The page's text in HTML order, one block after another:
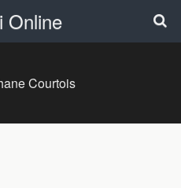
Online
Courtois